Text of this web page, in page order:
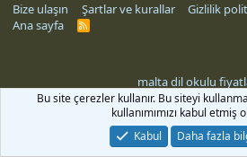
Bize ulaşın Şartlar ve kurallar Gizlilik
Ana sayfa
R
malta dil okulu
siteleri
Bu site çerezler kullanır. Bu siteyi
kullanımımızı kabul etmiş
Kabul
Daha fazla